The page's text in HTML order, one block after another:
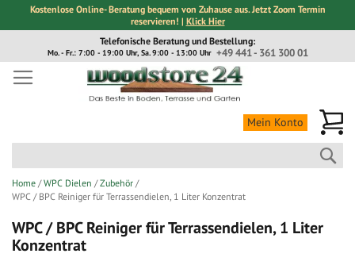
Kostenlose Online- Beratung bequem von Zuhause aus. Jetzt Zoom Termin
reservieren! | Klick Hier
Inhalt
Telefonische Beratung und Bestellung:
+49 441 - 361 300 01
Mo. - Fr.: 7:00 - 19:00 Uhr, Sa. 9:00 - 13:00 Uhr
Mein Konto
Home WPC Dielen
Zubehör
WPC / BPC Reiniger für Terrassendielen, 1 Liter Konzentrat
WPC / BPC Reiniger für Terrassendielen, 1 Liter
Konzentrat